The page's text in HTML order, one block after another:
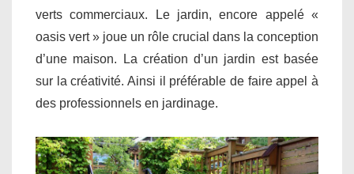
verts commerciaux. Le jardin, encore appelé «
oasis vert » joue un rôle crucial dans la conception
d’une maison. La création d’un jardin est basée
sur la créativité. Ainsi il préférable de faire appel à
des professionnels en jardinage.